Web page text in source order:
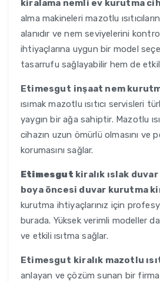
kiralama nemli ev kurutma
alma makineleri mazotlu
alanıdır ve nem seviyelerini
ihtiyaçlarına uygun bir model
tasarrufu sağlayabilir hem de etkili
Etimesgut inşaat nem
ısımak mazotlu ısıtıcı servisleri
yaygın bir ağa sahiptir. Mazotlu
cihazın uzun ömürlü olmasını ve
korumasını sağlar.
Etimesgut kiralık ıslak
boya öncesi duvar kurutma
kurutma ihtiyaçlarınız için
burada. Yüksek verimli modeller
ve etkili ısıtma sağlar.
Etimesgut kiralık mazotlu
anlayan ve çözüm sunan bir firma